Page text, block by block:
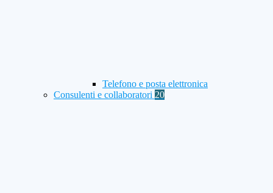
Telefono e posta elettronica
Consulenti e collaboratori 20